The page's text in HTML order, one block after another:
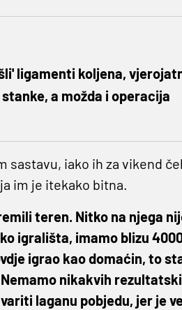
ligamenti koljena,
a možda i operacija
sastavu, iako ih za vikend
im je itekako bitna.
teren. Nitko na njega
igrališta, imamo blizu
igrao kao domaćin, to
nikakvih
laganu pobjedu, jer je